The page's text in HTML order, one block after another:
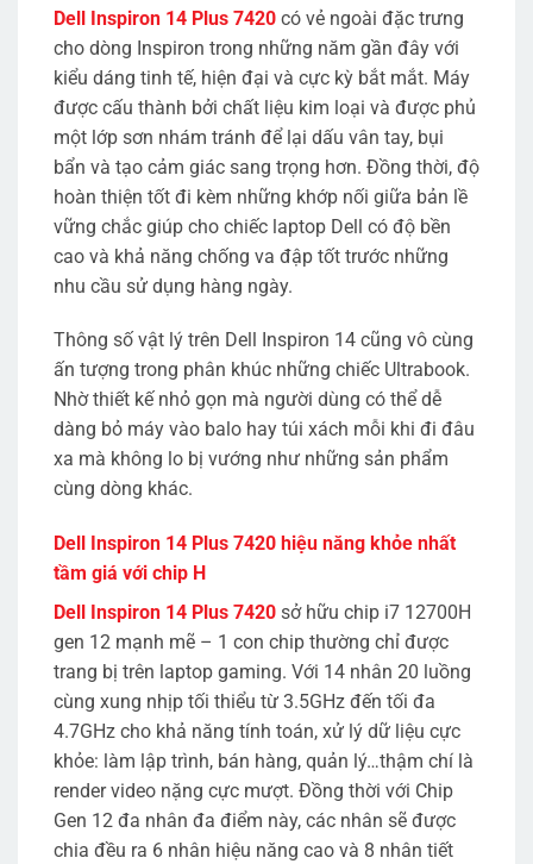
Dell Inspiron 14 Plus 7420 có vẻ ngoài đặc trưng
cho dòng Inspiron trong những năm gần đây với
kiểu dáng tinh tế, hiện đại và cực kỳ bắt mắt. Máy
được cấu thành bởi chất liệu kim loại và được phủ
một lớp sơn nhám tránh để lại dấu vân tay, bụi
bẩn và tạo cảm giác sang trọng hơn. Đồng thời, độ
hoàn thiện tốt đi kèm những khớp nối giữa bản lề
vững chắc giúp cho chiếc laptop Dell có độ bền
cao và khả năng chống va đập tốt trước những
nhu cầu sử dụng hàng ngày.
Thông số vật lý trên Dell Inspiron 14 cũng vô cùng
ấn tượng trong phân khúc những chiếc Ultrabook.
Nhờ thiết kế nhỏ gọn mà người dùng có thể dễ
dàng bỏ máy vào balo hay túi xách mỗi khi đi đâu
xa mà không lo bị vướng như những sản phẩm
cùng dòng khác.
Dell Inspiron 14 Plus 7420 hiệu năng khỏe nhất
tầm giá với chip H
Dell Inspiron 14 Plus 7420 sở hữu chip i7 12700H
gen 12 mạnh mẽ – 1 con chip thường chỉ được
trang bị trên laptop gaming. Với 14 nhân 20 luồng
cùng xung nhịp tối thiểu từ 3.5GHz đến tối đa
4.7GHz cho khả năng tính toán, xử lý dữ liệu cực
khỏe: làm lập trình, bán hàng, quản lý…thậm chí là
render video nặng cực mượt. Đồng thời với Chip
Gen 12 đa nhân đa điểm này, các nhân sẽ được
chia đều ra 6 nhân hiệu năng cao và 8 nhân tiết